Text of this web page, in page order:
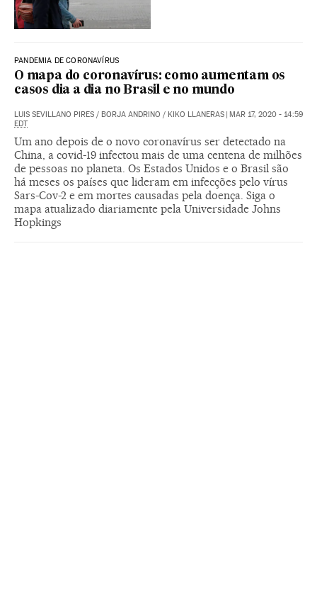
PANDEMIA DE CORONAVÍRUS
O mapa do coronavírus: como aumentam os
casos dia a dia no Brasil e no mundo
LUIS SEVILLANO PIRES / BORJA ANDRINO / KIKO LLANERAS | MAR 17, 2020 - 14:59
EDT
Um ano depois de o novo coronavírus ser detectado na
China, a covid-19 infectou mais de uma centena de milhões
de pessoas no planeta. Os Estados Unidos e o Brasil são
há meses os países que lideram em infecções pelo vírus
Sars-Cov-2 e em mortes causadas pela doença. Siga o
mapa atualizado diariamente pela Universidade Johns
Hopkings